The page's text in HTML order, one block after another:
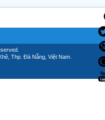
Thp. Đà Nẵng, Việt Nam.